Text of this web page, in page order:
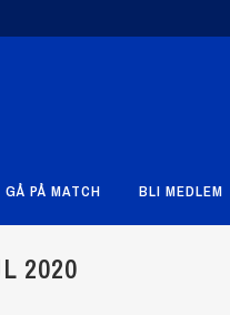
GÅ PÅ MATCH BLI MEDLEM
2020